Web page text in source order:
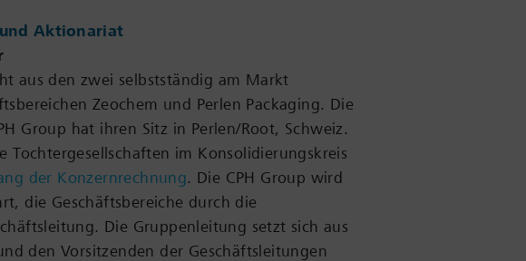
Aktionariat
aus den zwei selbstständig am Markt
Zeochem und Perlen Packaging. Die
Group hat ihren Sitz in Perlen/Root, Schweiz.
Tochtergesellschaften im Konsolidierungskreis
der Konzernrechnung. Die CPH Group wird
die Geschäftsbereiche durch die
Die Gruppenleitung setzt sich aus
den Vorsitzenden der Geschäftsleitungen